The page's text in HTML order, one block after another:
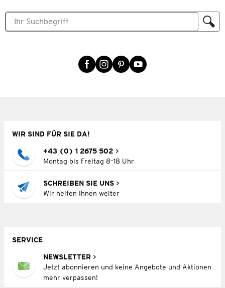
WIR SIND FÜR SIE DA!
+43 (0) 1 2675 502
Montag bis Freitag 8–18 Uhr
SCHREIBEN SIE UNS
Wir helfen Ihnen weiter
SERVICE
NEWSLETTER
Jetzt abonnieren und keine Angebote und Aktionen
mehr verpassen!